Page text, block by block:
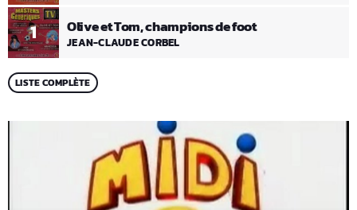
1 Olive et Tom, champions de foot
JEAN-CLAUDE CORBEL
LISTE COMPLÈTE